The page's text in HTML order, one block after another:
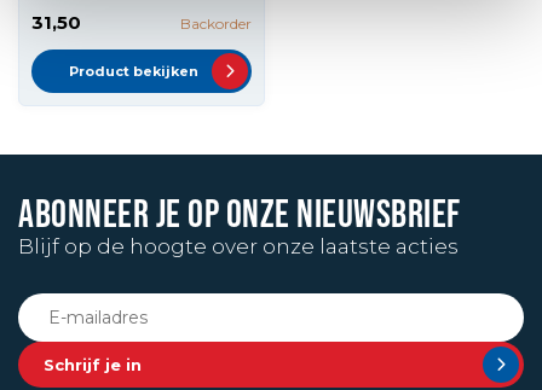
31,50 Backorder
Product bekijken
ABONNEER JE OP ONZE NIEUWSBRIEF
Blijf op de hoogte over onze laatste acties
Schrijf je in